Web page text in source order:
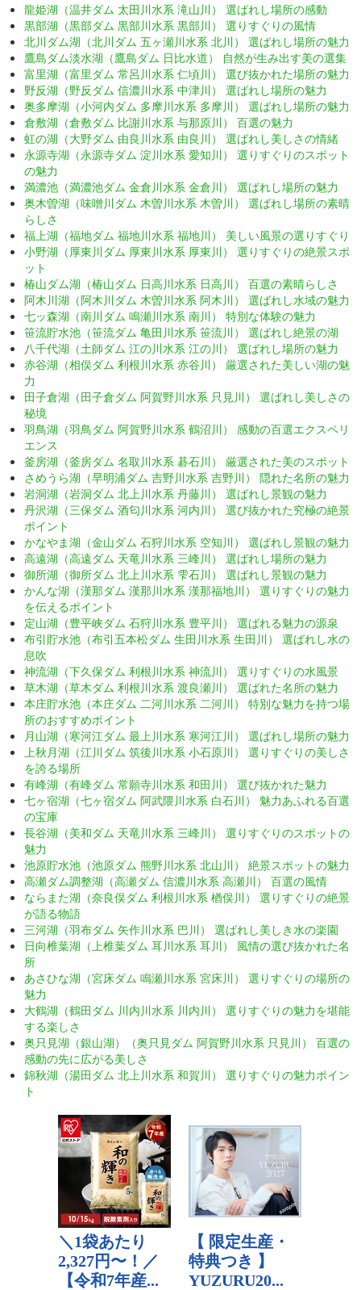
龍姫湖（温井ダム 太田川水系 滝山川） 選ばれし場所の感動
黒部湖（黒部ダム 黒部川水系 黒部川） 選りすぐりの風情
北川ダム湖（北川ダム 五ヶ瀬川水系 北川） 選ばれし場所の魅力
鷹島ダム淡水湖（鷹島ダム 日比水道） 自然が生み出す美の選集
富里湖（富里ダム 常呂川水系 仁頃川） 選び抜かれた場所の魅力
野反湖（野反ダム 信濃川水系 中津川） 選ばれし場所の魅力
奥多摩湖（小河内ダム 多摩川水系 多摩川） 選ばれし場所の魅力
倉敷湖（倉敷ダム 比謝川水系 与那原川） 百選の魅力
虹の湖（大野ダム 由良川水系 由良川） 選ばれし美しさの情緒
永源寺湖（永源寺ダム 淀川水系 愛知川） 選りすぐりのスポット
の魅力
満濃池（満濃池ダム 金倉川水系 金倉川） 選ばれし場所の魅力
奥木曽湖（味噌川ダム 木曽川水系 木曽川） 選ばれし場所の素晴
らしさ
福上湖（福地ダム 福地川水系 福地川） 美しい風景の選りすぐり
小野湖（厚東川ダム 厚東川水系 厚東川） 選りすぐりの絶景スポ
ット
椿山ダム湖（椿山ダム 日高川水系 日高川） 百選の素晴らしさ
阿木川湖（阿木川ダム 木曽川水系 阿木川） 選ばれし水域の魅力
七ッ森湖（南川ダム 鳴瀬川水系 南川） 特別な体験の魅力
笹流貯水池（笹流ダム 亀田川水系 笹流川） 選ばれし絶景の湖
八千代湖（土師ダム 江の川水系 江の川） 選ばれし場所の魅力
赤谷湖（相俣ダム 利根川水系 赤谷川） 厳選された美しい湖の魅
力
田子倉湖（田子倉ダム 阿賀野川水系 只見川） 選ばれし美しさの
秘境
羽鳥湖（羽鳥ダム 阿賀野川水系 鶴沼川） 感動の百選エクスペリ
エンス
釜房湖（釜房ダム 名取川水系 碁石川） 厳選された美のスポット
さめうら湖（早明浦ダム 吉野川水系 吉野川） 隠れた名所の魅力
岩洞湖（岩洞ダム 北上川水系 丹藤川） 選ばれし景観の魅力
丹沢湖（三保ダム 酒匂川水系 河内川） 選び抜かれた究極の絶景
ポイント
かなやま湖（金山ダム 石狩川水系 空知川） 選ばれし景観の魅力
高遠湖（高遠ダム 天竜川水系 三峰川） 選ばれし場所の魅力
御所湖（御所ダム 北上川水系 雫石川） 選ばれし景観の魅力
かんな湖（漢那ダム 漢那川水系 漢那福地川） 選りすぐりの魅力
を伝えるポイント
定山湖（豊平峡ダム 石狩川水系 豊平川） 選ばれる魅力の源泉
布引貯水池（布引五本松ダム 生田川水系 生田川） 選ばれし水の
息吹
神流湖（下久保ダム 利根川水系 神流川） 選りすぐりの水風景
草木湖（草木ダム 利根川水系 渡良瀬川） 選ばれた名所の魅力
本庄貯水池（本庄ダム 二河川水系 二河川） 特別な魅力を持つ場
所のおすすめポイント
月山湖（寒河江ダム 最上川水系 寒河江川） 選ばれし場所の魅力
上秋月湖（江川ダム 筑後川水系 小石原川） 選りすぐりの美しさ
を誇る場所
有峰湖（有峰ダム 常願寺川水系 和田川） 選び抜かれた魅力
七ヶ宿湖（七ヶ宿ダム 阿武隈川水系 白石川） 魅力あふれる百選
の宝庫
長谷湖（美和ダム 天竜川水系 三峰川） 選りすぐりのスポットの
魅力
池原貯水池（池原ダム 熊野川水系 北山川） 絶景スポットの魅力
高瀬ダム調整湖（高瀬ダム 信濃川水系 高瀬川） 百選の風情
ならまた湖（奈良俣ダム 利根川水系 楢俣川） 選りすぐりの絶景
が語る物語
三河湖（羽布ダム 矢作川水系 巴川） 選ばれし美しき水の楽園
日向椎葉湖（上椎葉ダム 耳川水系 耳川） 風情の選び抜かれた名
所
あさひな湖（宮床ダム 鳴瀬川水系 宮床川） 選りすぐりの場所の
魅力
大鶴湖（鶴田ダム 川内川水系 川内川） 選りすぐりの魅力を堪能
する楽しさ
奥只見湖（銀山湖）（奥只見ダム 阿賀野川水系 只見川） 百選の
感動の先に広がる美しさ
錦秋湖（湯田ダム 北上川水系 和賀川） 選りすぐりの魅力ポイン
ト